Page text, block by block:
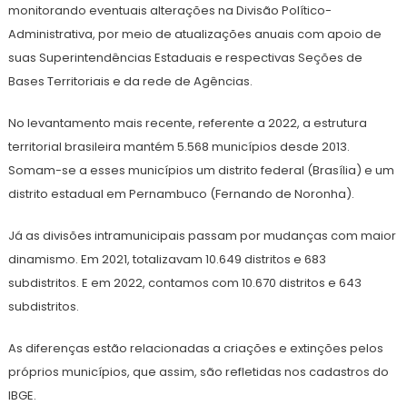
monitorando eventuais alterações na Divisão Político-
Administrativa, por meio de atualizações anuais com apoio de
suas Superintendências Estaduais e respectivas Seções de
Bases Territoriais e da rede de Agências.
No levantamento mais recente, referente a 2022, a estrutura
territorial brasileira mantém 5.568 municípios desde 2013.
Somam-se a esses municípios um distrito federal (Brasília) e um
distrito estadual em Pernambuco (Fernando de Noronha).
Já as divisões intramunicipais passam por mudanças com maior
dinamismo. Em 2021, totalizavam 10.649 distritos e 683
subdistritos. E em 2022, contamos com 10.670 distritos e 643
subdistritos.
As diferenças estão relacionadas a criações e extinções pelos
próprios municípios, que assim, são refletidas nos cadastros do
IBGE.